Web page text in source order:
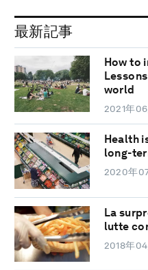
最新記事
How to
world
2021年
Health
long-
2020年
La
lutte
2018年04